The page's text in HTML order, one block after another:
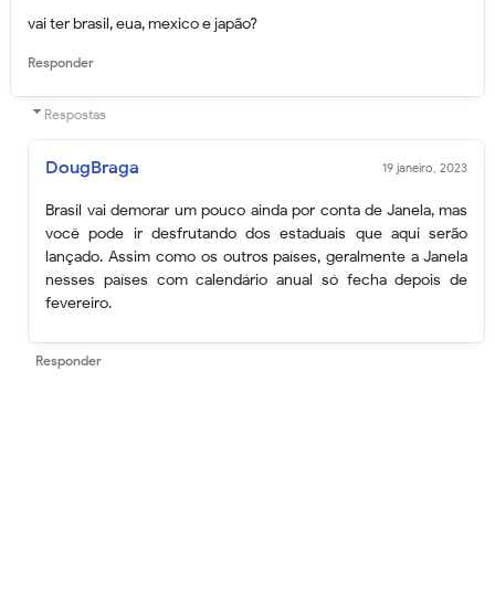
vai ter brasil, eua, mexico e japão?
Responder
Respostas
DougBraga 19 janeiro, 2023
Brasil vai demorar um pouco ainda por conta de Janela, mas
você pode ir desfrutando dos estaduais que aqui serão
lançado. Assim como os outros países, geralmente a Janela
nesses países com calendário anual só fecha depois de
fevereiro.
Responder